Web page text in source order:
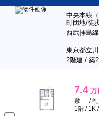
中央本線
町団地/徒
西武拝島
東京都立
2階建 / 築
7.4 万
敷 － / 礼
1階 / 1K